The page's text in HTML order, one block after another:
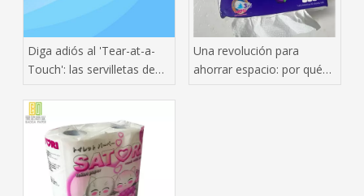
Diga adiós al 'Tear-at-a-
Touch': las servilletas de
convierten en las nuevas
favoritas de los
restaurantes
Una revolución para
ahorrar espacio: por qué